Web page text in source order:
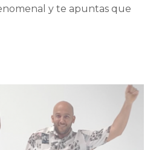
y te apuntas que